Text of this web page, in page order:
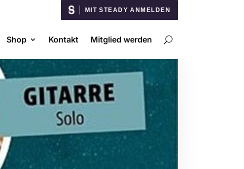
MIT STEADY ANMELDEN
Shop Kontakt Mitglied werden